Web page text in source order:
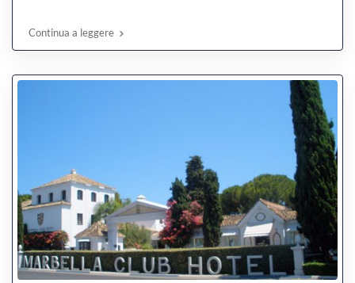
Continua a leggere